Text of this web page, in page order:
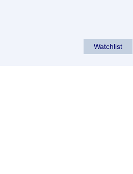
Watchlist